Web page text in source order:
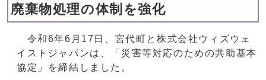
廃棄物処理の体制を強化
令和6年6月17日、宮代町と株式会社ウィズウェ
イストジャパンは、「災害等対応のための共助基本
協定」を締結しました。